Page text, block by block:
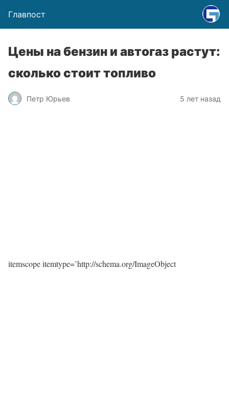
Главпост
Цены на бензин и автогаз растут:
сколько стоит топливо
Петр Юрьев 5 лет назад
itemscope itemtype=’http://schema.org/ImageObject